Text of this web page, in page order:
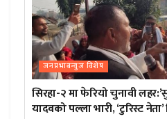
जनप्रभाबन्युज विशेष
सिरहा-२ मा फेरियो चुनावी
यादवको पल्ला भारी, ‘टुरिस्ट